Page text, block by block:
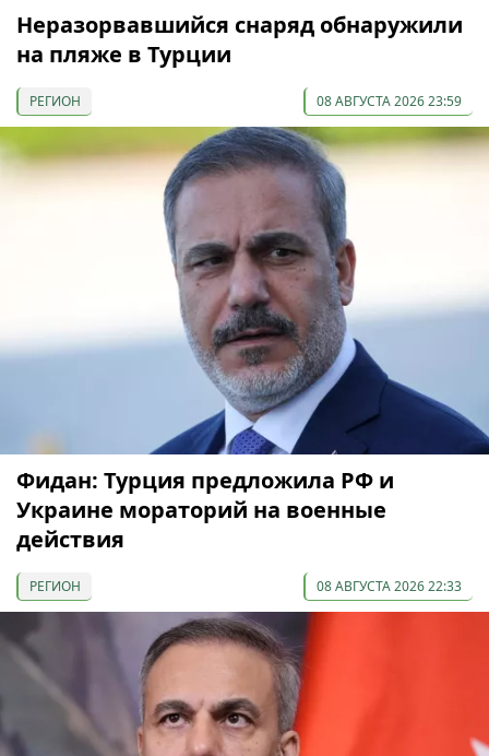
Неразорвавшийся снаряд обнаружили
на пляже в Турции
РЕГИОН 08 АВГУСТА 2026 23:59
Фидан: Турция предложила РФ и
Украине мораторий на военные
действия
РЕГИОН 08 АВГУСТА 2026 22:33